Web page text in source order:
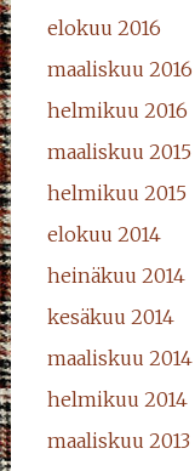
elokuu 2016
maaliskuu 2016
helmikuu 2016
maaliskuu 2015
helmikuu 2015
elokuu 2014
heinäkuu 2014
kesäkuu 2014
maaliskuu 2014
helmikuu 2014
maaliskuu 2013